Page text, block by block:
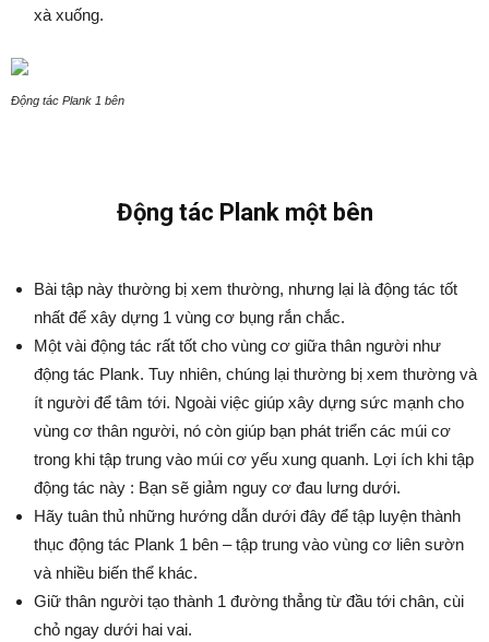
xà xuống.
Động tác Plank 1 bên
Động tác Plank một bên
Bài tập này thường bị xem thường, nhưng lại là động tác tốt
nhất để xây dựng 1 vùng cơ bụng rắn chắc.
Một vài động tác rất tốt cho vùng cơ giữa thân người như
động tác Plank. Tuy nhiên, chúng lại thường bị xem thường và
ít người để tâm tới. Ngoài việc giúp xây dựng sức mạnh cho
vùng cơ thân người, nó còn giúp bạn phát triển các múi cơ
trong khi tập trung vào múi cơ yếu xung quanh. Lợi ích khi tập
động tác này : Bạn sẽ giảm nguy cơ đau lưng dưới.
Hãy tuân thủ những hướng dẫn dưới đây để tập luyện thành
thục động tác Plank 1 bên – tập trung vào vùng cơ liên sườn
và nhiều biến thể khác.
Giữ thân người tạo thành 1 đường thẳng từ đầu tới chân, cùi
chỏ ngay dưới hai vai.